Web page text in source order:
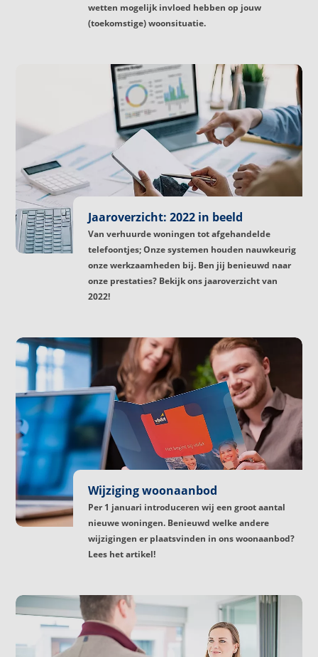
wetten mogelijk invloed hebben op jouw
(toekomstige) woonsituatie.
Jaaroverzicht: 2022 in beeld
Van verhuurde woningen tot afgehandelde
telefoontjes; Onze systemen houden nauwkeurig
onze werkzaamheden bij. Ben jij benieuwd naar
onze prestaties? Bekijk ons jaaroverzicht van
2022!
Wijziging woonaanbod
Per 1 januari introduceren wij een groot aantal
nieuwe woningen. Benieuwd welke andere
wijzigingen er plaatsvinden in ons woonaanbod?
Lees het artikel!